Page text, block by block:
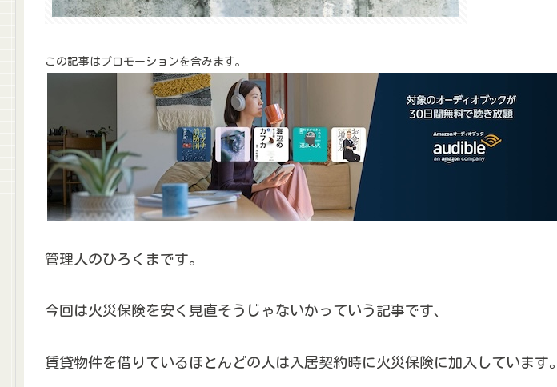
この記事はプロモーションを含みます。
管理人のひろくまです。
今回は火災保険を安く見直そうじゃないかっていう記事です、
賃貸物件を借りているほとんどの人は入居契約時に火災保険に加入しています。